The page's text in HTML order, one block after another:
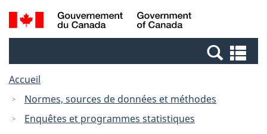
Passer
au
Passer
à
Canada
Recherche
et
et
Accueil
Normes, sources de données et méthodes
Enquêtes et programmes statistiques